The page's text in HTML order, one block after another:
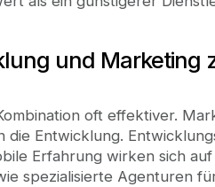
und
oft effektiver.
die Entwicklung.
Erfahrung wirken sich
spezialisierte Agenturen